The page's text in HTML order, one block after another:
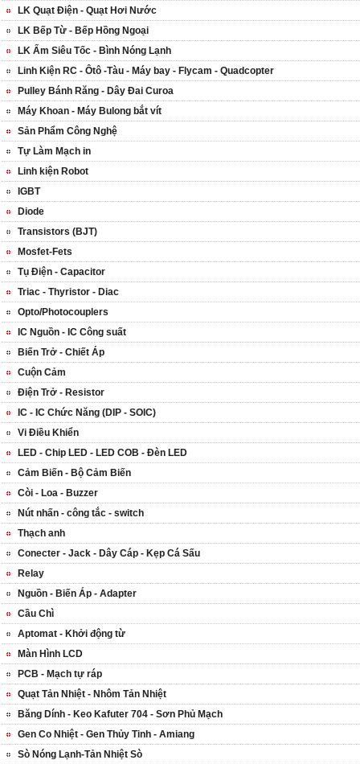
LK Quạt Điện - Quạt Hơi Nước
LK Bếp Từ - Bếp Hồng Ngoại
LK Ấm Siêu Tốc - Bình Nóng Lạnh
Linh Kiện RC - Ôtô -Tàu - Máy bay - Flycam - Quadcopter
Pulley Bánh Răng - Dây Đai Curoa
Máy Khoan - Máy Bulong bắt vít
Sản Phẩm Công Nghệ
Tự Làm Mạch in
Linh kiện Robot
IGBT
Diode
Transistors (BJT)
Mosfet-Fets
Tụ Điện - Capacitor
Triac - Thyristor - Diac
Opto/Photocouplers
IC Nguồn - IC Công suất
Biến Trở - Chiết Áp
Cuộn Cảm
Điện Trở - Resistor
IC - IC Chức Năng (DIP - SOIC)
Vi Điều Khiển
LED - Chip LED - LED COB - Đèn LED
Cảm Biến - Bộ Cảm Biến
Còi - Loa - Buzzer
Nút nhấn - công tắc - switch
Thạch anh
Conecter - Jack - Dây Cáp - Kẹp Cá Sấu
Relay
Nguồn - Biến Áp - Adapter
Cầu Chì
Aptomat - Khởi động từ
Màn Hình LCD
PCB - Mạch tự ráp
Quạt Tản Nhiệt - Nhôm Tản Nhiệt
Băng Dính - Keo Kafuter 704 - Sơn Phủ Mạch
Gen Co Nhiệt - Gen Thủy Tinh - Amiang
Sò Nóng Lạnh-Tản Nhiệt Sò